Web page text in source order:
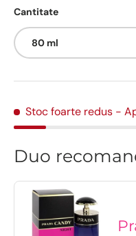
Cantitate
80 ml
Stoc foarte redus -
Duo